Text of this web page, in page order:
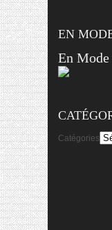
EN
En
Catégories